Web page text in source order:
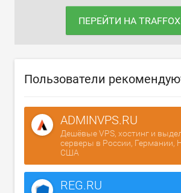
ПЕРЕЙТИ НА
Пользователи
ADMINVPS.RU
Дешёвые VPS, хостинг и
серверы в России, Германии,
США
REG.RU